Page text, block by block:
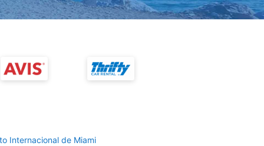
Internacional de Miami